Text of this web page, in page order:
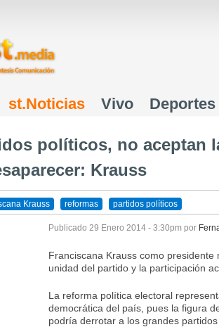
st.Noticias Vivo Deportes
políticos, no aceptan
Krauss
Krauss reformas partidos políticos
Publicado 29 Enero 2014 - 3:30pm por
Franciscana Krauss como presidente
unidad del partido y la participación
La reforma política electoral
democrática del país, pues la figura
podría derrotar a los grandes